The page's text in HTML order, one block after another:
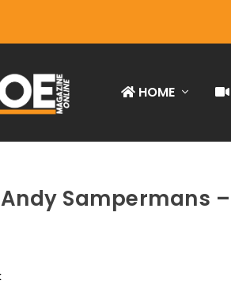
HOME
Andy Sampermans